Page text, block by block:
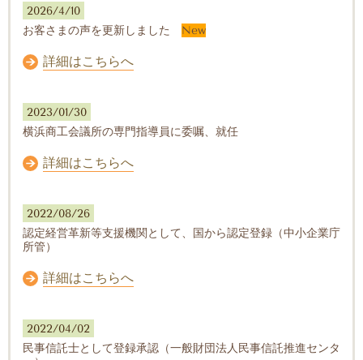
2026/4/10
お客さまの声を更新しました New
詳細はこちらへ
2023/01/30
横浜商工会議所の専門指導員に委嘱、就任
詳細はこちらへ
2022/08/26
認定経営革新等支援機関として、国から認定登録（中小企業庁
所管）
詳細はこちらへ
2022/04/02
民事信託士として登録承認（一般財団法人民事信託推進センタ